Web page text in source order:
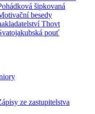
šipkovaná
besedy
Thovt
pouť
ze zastupitelstva